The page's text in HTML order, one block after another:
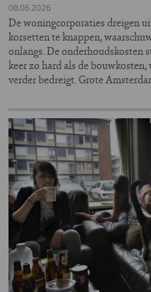
08.06.2026
De woningcorporaties dreigen
korsetten te knappen,
onlangs. De onderhoudskosten
keer zo hard als de
verder bedreigt. Grote